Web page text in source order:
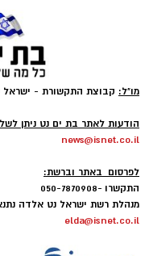
מו"ל: קבוצת התקשורת - ישראל
הודעות לאתר בת ים נט ניתן
news@isnet.co.il
לפרסום באתר וברשת:
התקשרו -050-7870908
מנהלת רשת ישראל נט אלדה
elda@isnet.co.il